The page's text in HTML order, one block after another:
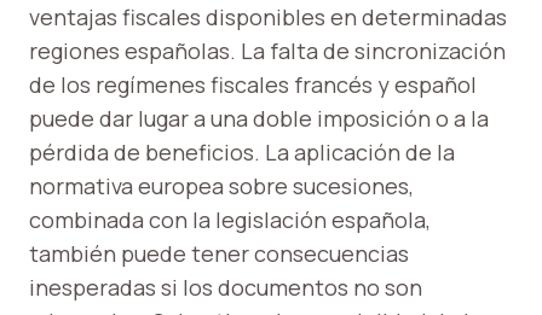
ventajas fiscales disponibles en determinadas
regiones españolas. La falta de sincronización
de los regímenes fiscales francés y español
puede dar lugar a una doble imposición o a la
pérdida de beneficios. La aplicación de la
normativa europea sobre sucesiones,
combinada con la legislación española,
también puede tener consecuencias
inesperadas si los documentos no son